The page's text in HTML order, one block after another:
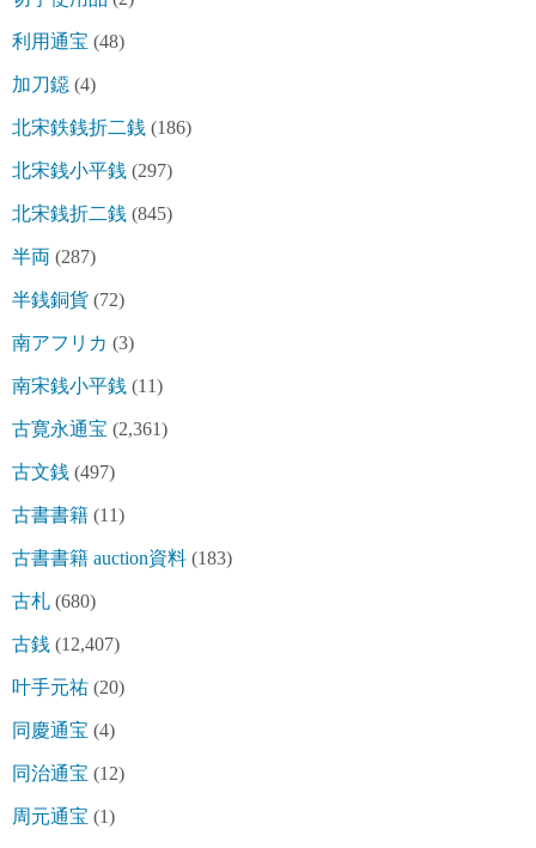
利用通宝 (48)
加刀鐚 (4)
北宋鉄銭折二銭 (186)
北宋銭小平銭 (297)
北宋銭折二銭 (845)
半両 (287)
半銭銅貨 (72)
南アフリカ (3)
南宋銭小平銭 (11)
古寛永通宝 (2,361)
古文銭 (497)
古書書籍 (11)
古書書籍 auction資料 (183)
古札 (680)
古銭 (12,407)
叶手元祐 (20)
同慶通宝 (4)
同治通宝 (12)
周元通宝 (1)